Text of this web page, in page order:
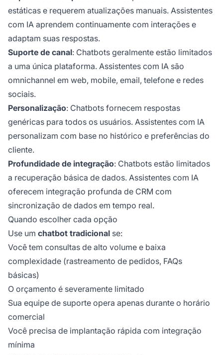
estáticas e requerem atualizações manuais. Assistentes
com IA aprendem continuamente com interações e
adaptam suas respostas.
Suporte de canal: Chatbots geralmente estão limitados
a uma única plataforma. Assistentes com IA são
omnichannel em web, mobile, email, telefone e redes
sociais.
Personalização: Chatbots fornecem respostas
genéricas para todos os usuários. Assistentes com IA
personalizam com base no histórico e preferências do
cliente.
Profundidade de integração: Chatbots estão limitados
a recuperação básica de dados. Assistentes com IA
oferecem integração profunda de CRM com
sincronização de dados em tempo real.
Quando escolher cada opção
Use um chatbot tradicional se:
Você tem consultas de alto volume e baixa
complexidade (rastreamento de pedidos, FAQs
básicas)
O orçamento é severamente limitado
Sua equipe de suporte opera apenas durante o horário
comercial
Você precisa de implantação rápida com integração
mínima